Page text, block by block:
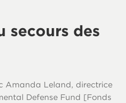
secours des
Amanda Leland, directrice
Defense Fund [Fonds